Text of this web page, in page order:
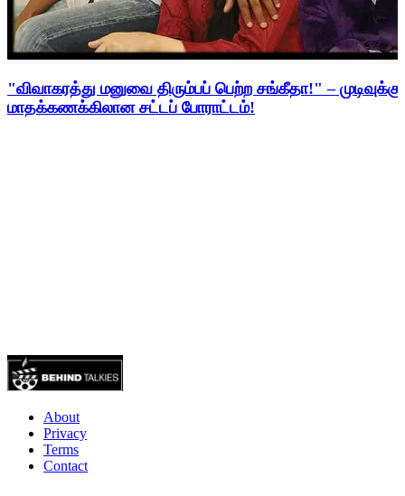
"விவாகரத்து மனுவை திரும்பப் பெற்ற சங்கீதா!" –
மாதக்கணக்கிலான சட்டப் போராட்டம்!
About
Privacy
Terms
Contact